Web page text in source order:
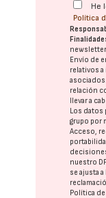
He
Política
Envío de
relativos
relación
llevar a
Los datos
grupo por
Acceso,
nuestro
se ajusta
Política